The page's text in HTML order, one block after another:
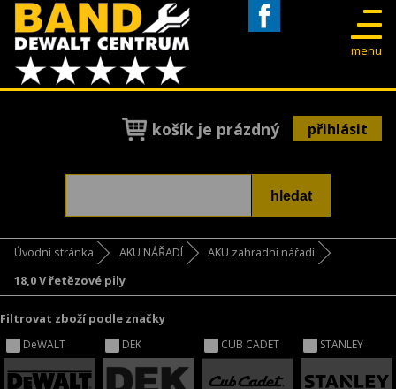
menu
košík je prázdný přihlásit
Úvodní stránka AKU NÁŘADÍ
AKU zahradní nářadí
18,0 V řetězové pily
Filtrovat zboží podle značky
DeWALT DEK CUB CADET STANLEY